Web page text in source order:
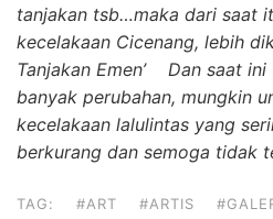
tanjakan tsb…maka dari saat
kecelakaan Cicenang, lebih
Tanjakan Emen’ Dan saat ini
banyak perubahan, mungkin
kecelakaan lalulintas yang
berkurang dan semoga tidak
TAG: #ART #ARTIS